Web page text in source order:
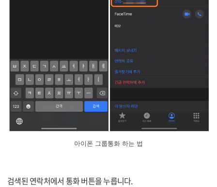
아이폰 그룹통화 하는 법
검색된 연락처에서 통화 버튼을 누릅니다.